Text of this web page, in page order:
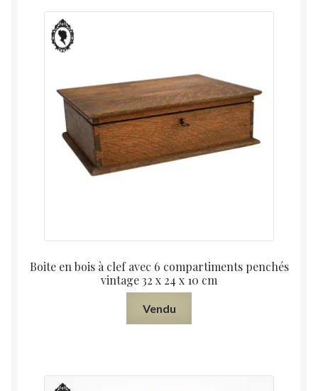
Boite en bois à clef avec 6 compartiments penchés
vintage 32 x 24 x 10 cm
Vendu